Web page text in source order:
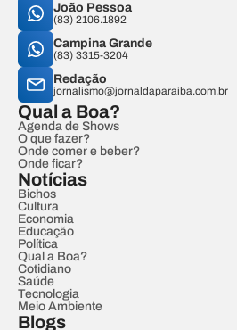
João Pessoa
(83) 2106.1892
Campina Grande
(83) 3315-3204
Redação
jornalismo@jornaldaparaiba.com.br
Qual a Boa?
Agenda de Shows
O que fazer?
Onde comer e beber?
Onde ficar?
Notícias
Bichos
Cultura
Economia
Educação
Política
Qual a Boa?
Cotidiano
Saúde
Tecnologia
Meio Ambiente
Blogs